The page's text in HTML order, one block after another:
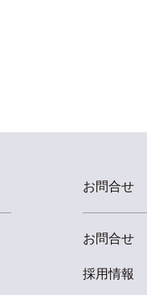
お問合せ
お問合せ
採用情報